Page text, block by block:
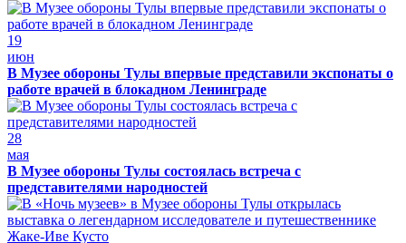
19
июн
В Музее обороны Тулы впервые представили экспонаты о
работе врачей в блокадном Ленинграде
28
мая
В Музее обороны Тулы состоялась встреча с
представителями народностей